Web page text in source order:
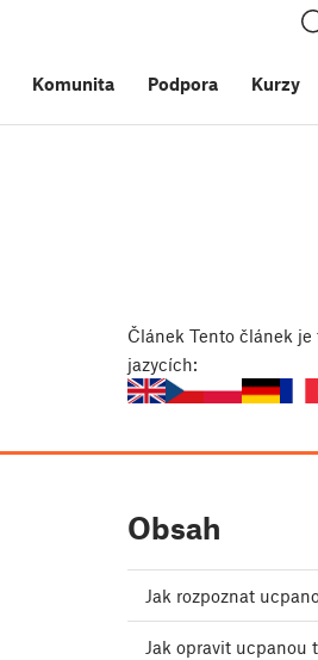
Komunita Podpora Kurzy
Článek Tento článek
jazycích:
Obsah
Jak rozpoznat
Jak opravit ucpanou